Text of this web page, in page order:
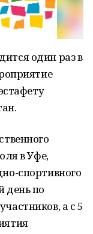
один раз в
в Уфе,
спортивного
день по
а с 5